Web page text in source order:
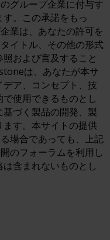
グループ企業に付与す
。この承諾をもっ
業は、あなたの許可を
イトル、その他の形式
および言及すること
は、あなたが本サ
ア、コンセプト、技
使用できるものとし
づく製品の開発、製
す。本サイトの提供
場合であっても、上記
のフォーラムを利用し
含まれないものとし